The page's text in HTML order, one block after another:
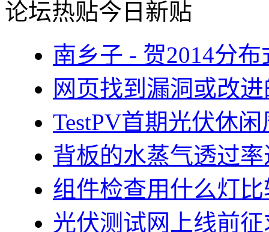
论坛热贴今日新贴
南乡子 - 贺2014分
网页找到漏洞或改
TestPV首期光伏休
背板的水蒸气透过
组件检查用什么灯
光伏测试网上线前